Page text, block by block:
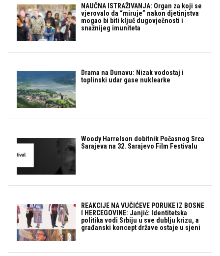
NAUČNA ISTRAŽIVANJA: Organ za koji se
vjerovalo da “miruje” nakon djetinjstva
mogao bi biti ključ dugovječnosti i
snažnijeg imuniteta
Drama na Dunavu: Nizak vodostaj i
toplinski udar gase nuklearke
Woody Harrelson dobitnik Počasnog Srca
Sarajeva na 32. Sarajevo Film Festivalu
REAKCIJE NA VUČIĆEVE PORUKE IZ BOSNE
I HERCEGOVINE: Janjić: Identitetska
politika vodi Srbiju u sve dublju krizu, a
građanski koncept države ostaje u sjeni